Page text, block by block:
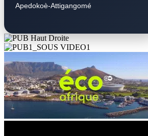
Apedokoè-Attigangomé